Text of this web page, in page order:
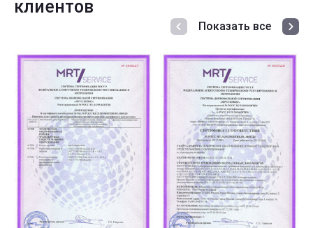
клиентов
Показать все